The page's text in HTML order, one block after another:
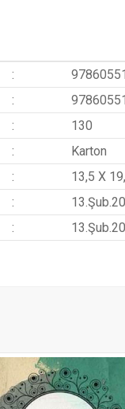
:
:
:
130
:
Karton
:
13,5 X
:
: